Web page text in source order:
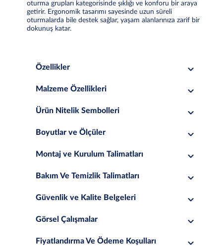
oturma grupları kategorisinde şıklığı ve konforu bir araya
getirir. Ergonomik tasarımı sayesinde uzun süreli
oturmalarda bile destek sağlar, yaşam alanlarınıza zarif bir
dokunuş katar.
Özellikler
Malzeme Özellikleri
Ürün Nitelik Sembolleri
Boyutlar ve Ölçüler
Montaj ve Kurulum Talimatları
Bakım Ve Temizlik Talimatları
Güvenlik ve Kalite Belgeleri
Görsel Çalışmalar
Fiyatlandırma Ve Ödeme Koşulları